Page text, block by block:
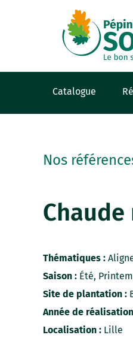
Catalogue
Nos
Thématiques :
Saison : Été,
Site de plantation :
Année de
Localisation : Lille